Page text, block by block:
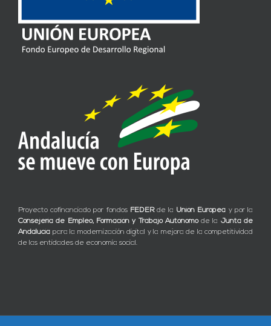
Proyecto cofinanciado por fondos FEDERde la Unión Europea y por la
Consejería de Empleo, Formación y Trabajo Autónomode la Junta de
Andalucía para la modernización digital y la mejora de la competitividad
de las entidades de economía social.